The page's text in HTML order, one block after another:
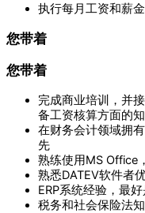
执行每月工资和薪
您带着
您带着
完成商业培训，并
备工资核算方面的知
在财务会计领域拥
先
熟练使用MS Office
熟悉DATEV软件者
ERP系统经验，最
税务和社会保险法